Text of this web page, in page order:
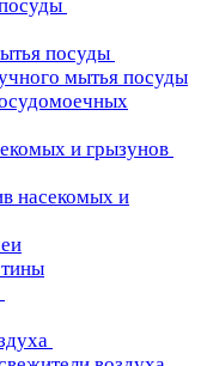
посуды
мытья посуды
и грызунов
насекомых и